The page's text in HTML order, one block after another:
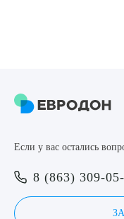
Если у вас остались
8 (863) 309-